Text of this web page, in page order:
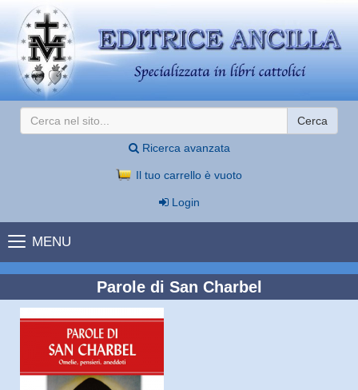
Cerca
Ricerca avanzata
Il tuo carrello è vuoto
Login
MENU
Parole di San Charbel